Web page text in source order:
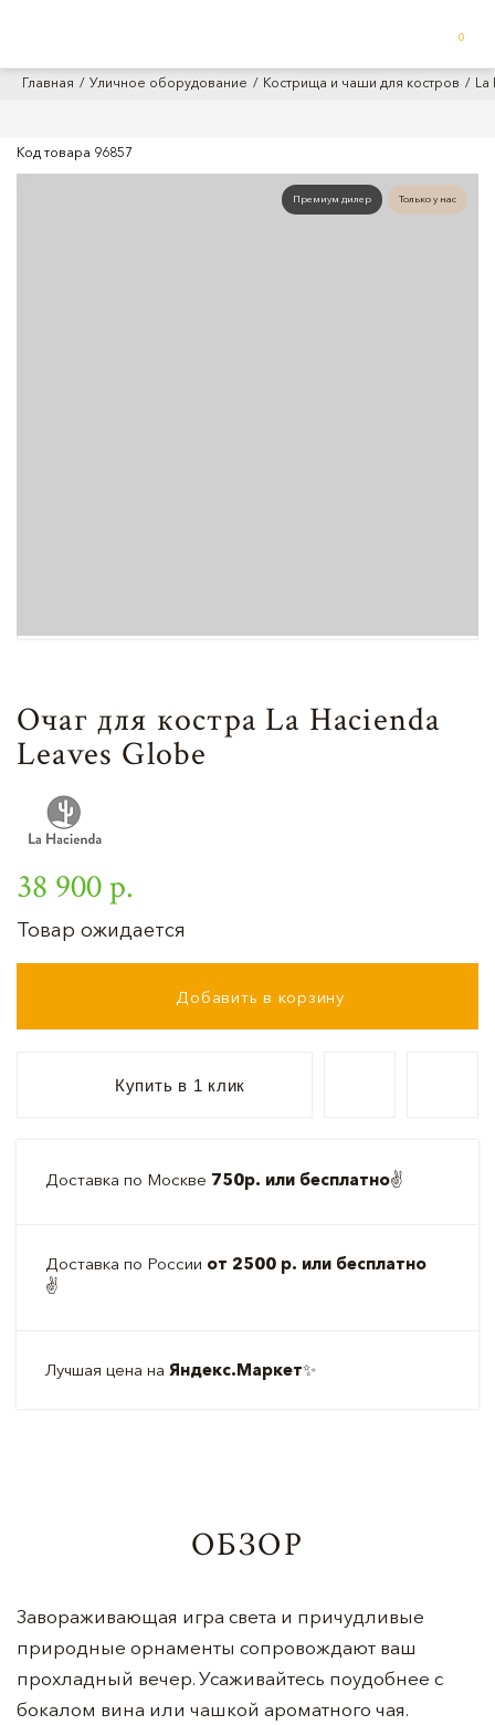
0
Главная Уличное оборудование Кострища и чаши для костров La
Код товара 96857
Премиум дилер Только у нас
Очаг для костра La Hacienda
Leaves Globe
38 900 р.
Товар ожидается
Добавить в корзину
Купить в 1 клик
Доставка по Москве 750р. или бесплатно✌️
Доставка по России от 2500 р. или бесплатно
✌️
Лучшая цена на Яндекс.Маркет✨
ОБЗОР
Завораживающая игра света и причудливые
природные орнаменты сопровождают ваш
прохладный вечер. Усаживайтесь поудобнее с
бокалом вина или чашкой ароматного чая.